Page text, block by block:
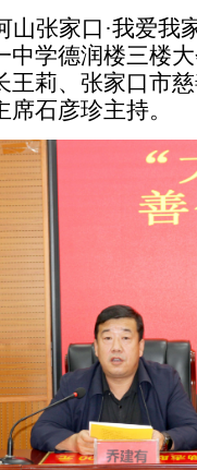
山张家口·我爱我
中学德润楼三楼
王莉、张家口市
石彦珍主持。